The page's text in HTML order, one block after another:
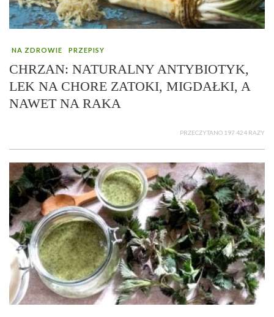
NA ZDROWIE PRZEPISY
CHRZAN: NATURALNY ANTYBIOTYK,
LEK NA CHORE ZATOKI, MIGDAŁKI, A
NAWET NA RAKA
PRZECZYTANO 197 424 RAZY